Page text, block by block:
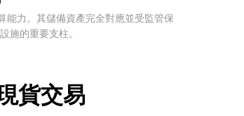
能力。其儲備資產完全對應並受監管保
施的重要支柱。
貨交易